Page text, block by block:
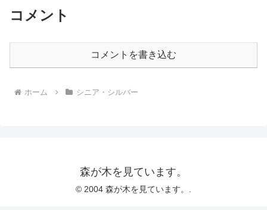
コメント
コメントを書き込む
ホーム シニア・シルバー
森が木を見ています。
© 2004 森が木を見ています。.